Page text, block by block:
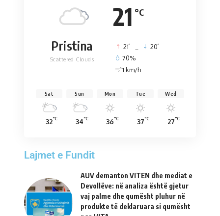
21 °C
Pristina
Scattered Clouds
21° 20°
70%
1 km/h
Sat
32°C
Sun
34°C
Mon
36°C
Tue
37°C
Wed
27°C
Lajmet e Fundit
AUV demanton VITEN dhe mediat e
Devollëve: në analiza është gjetur
vaj palme dhe qumësht pluhur në
produkte të deklaruara si qumësht